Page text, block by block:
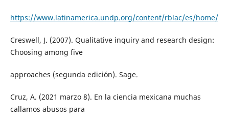
https://www.latinamerica.undp.org/content/rblac/es/home/
Creswell, J. (2007). Qualitative inquiry and research design:
Choosing among five
approaches (segunda edición). Sage.
Cruz, A. (2021 marzo 8). En la ciencia mexicana muchas
callamos abusos para